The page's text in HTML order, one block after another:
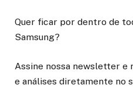
Quer ficar por dentro de
Samsung?
Assine nossa newsletter e
e análises diretamente no